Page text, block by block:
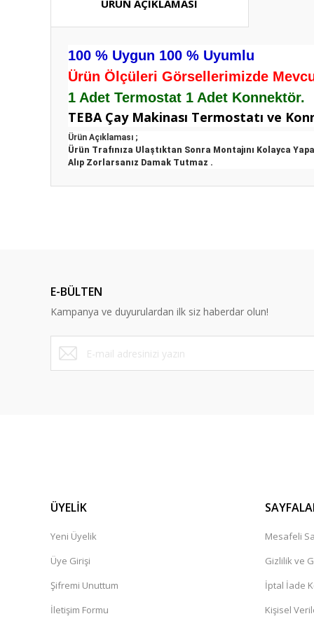
ÜRÜN AÇIKLAMASI
100 % Uygun 100 % Uyumlu
Ürün Ölçüleri Görsellerimizde
1 Adet Termostat 1 Adet Konnektör.
TEBA Çay Makinası Termostatı ve
Ürün Açıklaması ;
Ürün Trafınıza Ulaştıktan Sonra Montajını Kolayca
Alıp Zorlarsanız Damak Tutmaz .
Ürün bilgilerinde hatalar bulunuyor.
Ürün fiyatı diğer sitelerden daha pahalı.
Bu ürüne benzer farklı alternatifler olmalı.
E-BÜLTEN
Kampanya ve duyurulardan ilk siz haberdar olun!
ÜYELİK
Yeni Üyelik
Üye Girişi
Şifremi Unuttum
İletişim Formu
Mesafeli
Gizlilik ve
İptal İade
Kişisel